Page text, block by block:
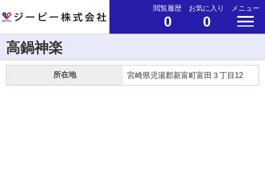
閲覧履歴
0
お気に入り
0
メニュー
高鍋神楽
所在地 宮崎県児湯郡新富町富田３丁目12